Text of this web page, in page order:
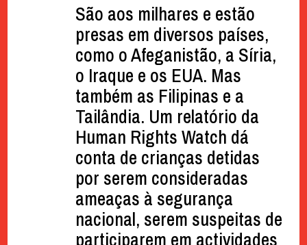
São aos milhares e estão
presas em diversos países,
como o Afeganistão, a Síria,
o Iraque e os EUA. Mas
também as Filipinas e a
Tailândia. Um relatório da
Human Rights Watch dá
conta de crianças detidas
por serem consideradas
ameaças à segurança
nacional, serem suspeitas de
participarem em actividades